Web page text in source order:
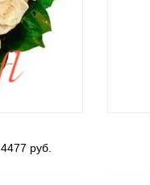
4477 руб.